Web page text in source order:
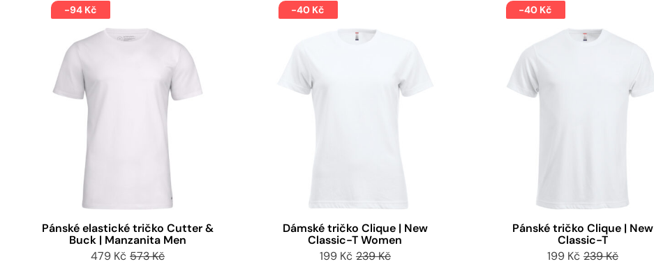
-94 Kč
Pánské elastické tričko Cutter &
Buck | Manzanita Men
479 Kč 573 Kč
-40 Kč
Dámské tričko Clique | New
Classic-T Women
199 Kč 239 Kč
-40 Kč
Pánské tričko Clique | New
Classic-T
199 Kč 239 Kč